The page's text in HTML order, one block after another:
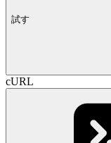
試す
cURL